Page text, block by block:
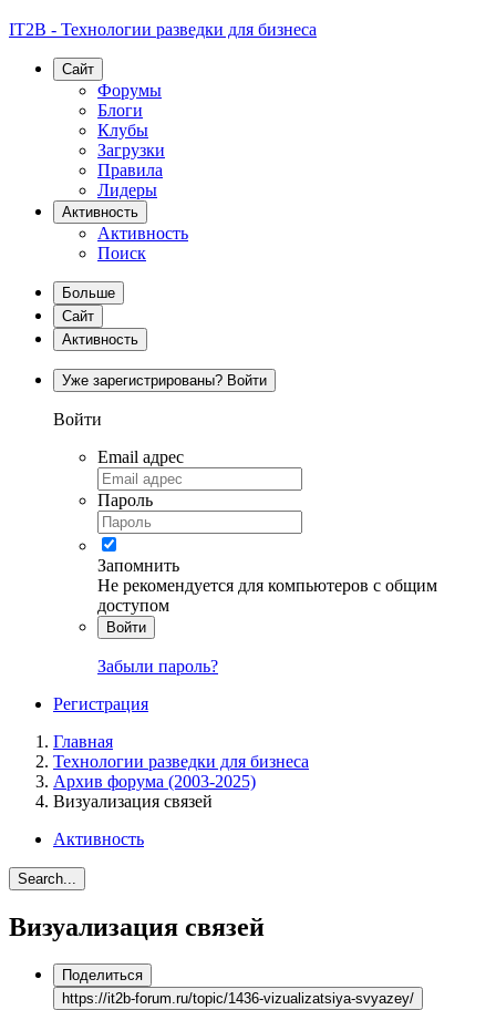
IT2B - Технологии разведки для бизнеса
Сайт
Форумы
Блоги
Клубы
Загрузки
Правила
Лидеры
Активность
Активность
Поиск
Больше
Сайт
Активность
Уже зарегистрированы? Войти
Войти
Email адрес
Пароль
Запомнить
Не рекомендуется для компьютеров с общим
доступом
Войти
Забыли пароль?
Регистрация
Главная
Технологии разведки для бизнеса
Архив форума (2003-2025)
Визуализация связей
Активность
Search...
Визуализация связей
Поделиться
https://it2b-forum.ru/topic/1436-vizualizatsiya-svyazey/